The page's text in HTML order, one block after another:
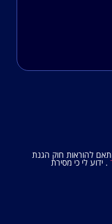
להוראות חוק הגנת
. ידוע לי כי מסירת